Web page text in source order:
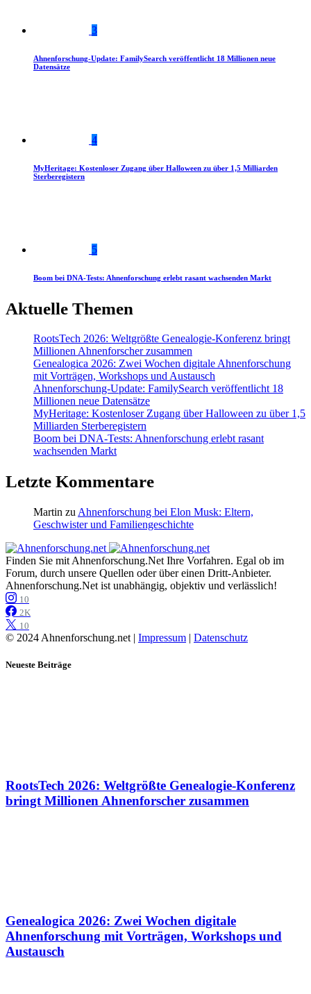
3
Ahnenforschung-Update: FamilySearch veröffentlicht 18 Millionen neue
Datensätze
4
MyHeritage: Kostenloser Zugang über Halloween zu über 1,5 Milliarden
Sterberegistern
5
Boom bei DNA-Tests: Ahnenforschung erlebt rasant wachsenden Markt
Aktuelle Themen
RootsTech 2026: Weltgrößte Genealogie-Konferenz bringt
Millionen Ahnenforscher zusammen
Genealogica 2026: Zwei Wochen digitale Ahnenforschung
mit Vorträgen, Workshops und Austausch
Ahnenforschung-Update: FamilySearch veröffentlicht 18
Millionen neue Datensätze
MyHeritage: Kostenloser Zugang über Halloween zu über 1,5
Milliarden Sterberegistern
Boom bei DNA-Tests: Ahnenforschung erlebt rasant
wachsenden Markt
Letzte Kommentare
Martin zu Ahnenforschung bei Elon Musk: Eltern,
Geschwister und Familiengeschichte
Finden Sie mit Ahnenforschung.Net Ihre Vorfahren. Egal ob im
Forum, durch unsere Quellen oder über einen Dritt-Anbieter.
Ahnenforschung.Net ist unabhängig, objektiv und verlässlich!
10
2K
10
© 2024 Ahnenforschung.net | Impressum | Datenschutz
Neueste Beiträge
RootsTech 2026: Weltgrößte Genealogie-Konferenz
bringt Millionen Ahnenforscher zusammen
Genealogica 2026: Zwei Wochen digitale
Ahnenforschung mit Vorträgen, Workshops und
Austausch